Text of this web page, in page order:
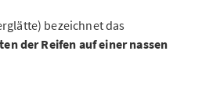
bezeichnet das
der Reifen auf einer nassen